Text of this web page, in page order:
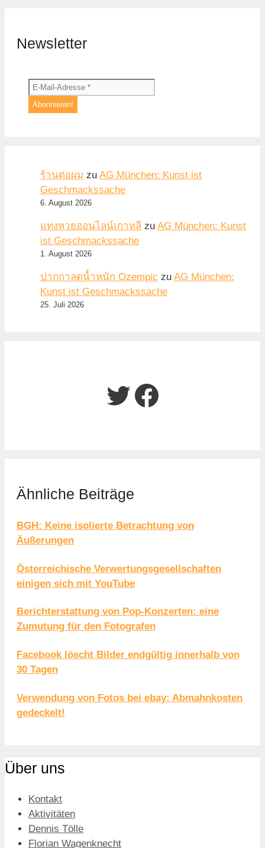
Newsletter
ร้านต่อผม zu AG München: Kunst ist
Geschmackssache
6. August 2026
แทงหวยออนไลน์เกาหลี zu AG München: Kunst
ist Geschmackssache
1. August 2026
ปากกาลดน้ำหนัก Ozempic zu AG München:
Kunst ist Geschmackssache
25. Juli 2026
Twitter
Facebook
Ähnliche Beiträge
BGH: Keine isolierte Betrachtung von
Äußerungen
Österreichische Verwertungsgesellschaften
einigen sich mit YouTube
Berichterstattung von Pop-Konzerten: eine
Zumutung für den Fotografen
Facebook löscht Bilder endgültig innerhalb von
30 Tagen
Verwendung von Fotos bei ebay: Abmahnkosten
gedeckelt!
Über uns
Kontakt
Aktivitäten
Dennis Tölle
Florian Wagenknecht